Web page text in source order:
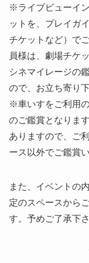
※ライブビューイ
ットを、プレイガ
チケットなど）で
員様は、劇場チケ
シネマイレージの
ので、お立ち寄り下
※車いすをご利用
のご鑑賞となりま
ありますので、ご
ース以外でご鑑賞
また、イベントの
定のスペースから
す。予めご了承下さ